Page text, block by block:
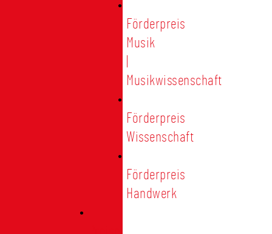
Förderpreis
Musik
Musikwissenschaft
Förderpreis
Wissenschaft
Förderpreis
Handwerk